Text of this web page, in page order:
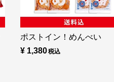
ポストイン！めんべい
¥ 1,380